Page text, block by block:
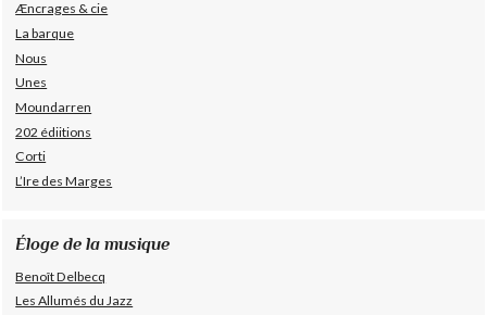
Æncrages & cie
La barque
Nous
Unes
Moundarren
202 édiitions
Corti
L’Ire des Marges
Éloge de la musique
Benoît Delbecq
Les Allumés du Jazz